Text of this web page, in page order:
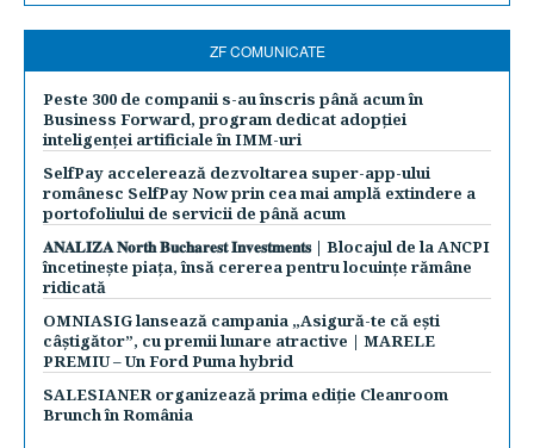
ZF COMUNICATE
Peste 300 de companii s-au înscris până acum în
Business Forward, program dedicat adopției
inteligenței artificiale în IMM-uri
SelfPay accelerează dezvoltarea super-app-ului
românesc SelfPay Now prin cea mai amplă extindere a
portofoliului de servicii de până acum
𝐀𝐍𝐀𝐋𝐈𝐙𝐀 𝐍𝐨𝐫𝐭𝐡 𝐁𝐮𝐜𝐡𝐚𝐫𝐞𝐬𝐭 𝐈𝐧𝐯𝐞𝐬𝐭𝐦𝐞𝐧𝐭𝐬 | Blocajul de la ANCPI
încetinește piața, însă cererea pentru locuințe rămâne
ridicată
OMNIASIG lansează campania „Asigură-te că ești
câștigător”, cu premii lunare atractive | MARELE
PREMIU – Un Ford Puma hybrid
SALESIANER organizează prima ediție Cleanroom
Brunch în România